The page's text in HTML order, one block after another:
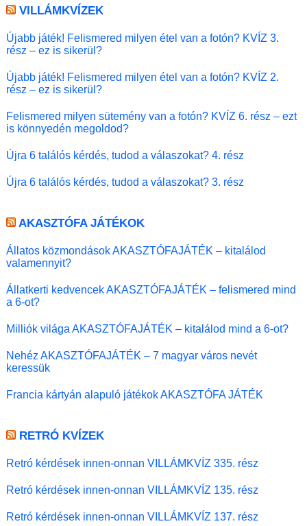
VILLÁMKVÍZEK
Újabb játék! Felismered milyen étel van a fotón? KVÍZ 3.
rész – ez is sikerül?
Újabb játék! Felismered milyen étel van a fotón? KVÍZ 2.
rész – ez is sikerül?
Felismered milyen sütemény van a fotón? KVÍZ 6. rész – ezt
is könnyedén megoldod?
Újra 6 találós kérdés, tudod a válaszokat? 4. rész
Újra 6 találós kérdés, tudod a válaszokat? 3. rész
AKASZTÓFA JÁTÉKOK
Állatos közmondások AKASZTÓFAJÁTÉK – kitalálod
valamennyit?
Állatkerti kedvencek AKASZTÓFAJÁTÉK – felismered mind
a 6-ot?
Milliók világa AKASZTÓFAJÁTÉK – kitalálod mind a 6-ot?
Nehéz AKASZTÓFAJÁTÉK – 7 magyar város nevét
keressük
Francia kártyán alapuló játékok AKASZTÓFA JÁTÉK
RETRÓ KVÍZEK
Retró kérdések innen-onnan VILLÁMKVÍZ 335. rész
Retró kérdések innen-onnan VILLÁMKVÍZ 135. rész
Retró kérdések innen-onnan VILLÁMKVÍZ 137. rész